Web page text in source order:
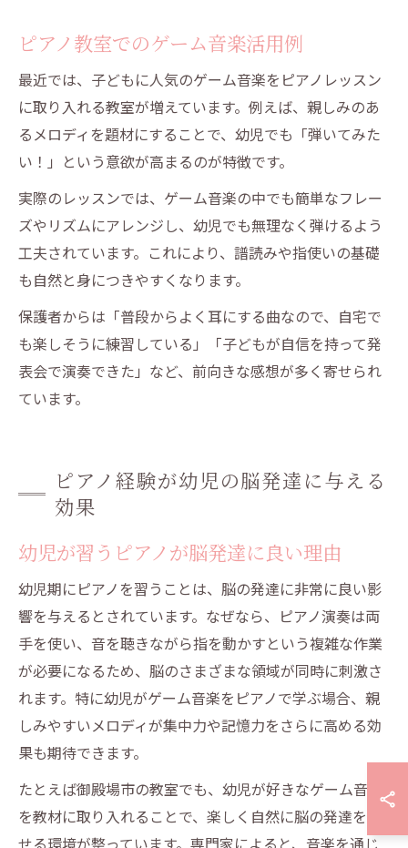
ピアノ教室でのゲーム音楽活用例
最近では、子どもに人気のゲーム音楽をピアノレッスン
に取り入れる教室が増えています。例えば、親しみのあ
るメロディを題材にすることで、幼児でも「弾いてみた
い！」という意欲が高まるのが特徴です。
実際のレッスンでは、ゲーム音楽の中でも簡単なフレー
ズやリズムにアレンジし、幼児でも無理なく弾けるよう
工夫されています。これにより、譜読みや指使いの基礎
も自然と身につきやすくなります。
保護者からは「普段からよく耳にする曲なので、自宅で
も楽しそうに練習している」「子どもが自信を持って発
表会で演奏できた」など、前向きな感想が多く寄せられ
ています。
ピアノ経験が幼児の脳発達に与える
効果
幼児が習うピアノが脳発達に良い理由
幼児期にピアノを習うことは、脳の発達に非常に良い影
響を与えるとされています。なぜなら、ピアノ演奏は両
手を使い、音を聴きながら指を動かすという複雑な作業
が必要になるため、脳のさまざまな領域が同時に刺激さ
れます。特に幼児がゲーム音楽をピアノで学ぶ場合、親
しみやすいメロディが集中力や記憶力をさらに高める効
果も期待できます。
たとえば御殿場市の教室でも、幼児が好きなゲーム音楽
を教材に取り入れることで、楽しく自然に脳の発達を促